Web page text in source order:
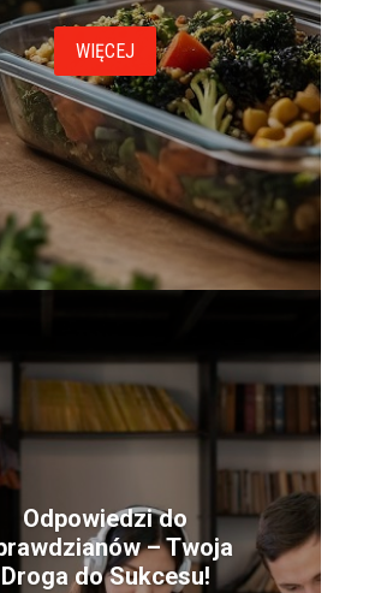
WIĘCEJ
Odpowiedzi do
– Twoja
Droga do Sukcesu!